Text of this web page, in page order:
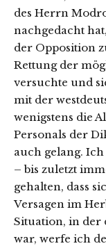
des Herrn
nachgedacht
der Opposition
Rettung der
versuchte und
mit der
wenigstens die
Personals der
auch gelang.
– bis zuletzt
gehalten, dass
Versagen im
Situation, in der
war, werfe ich